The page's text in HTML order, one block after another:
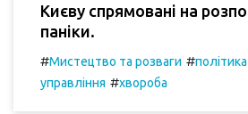
Києву спрямовані на
паніки.
#Мистецтво та розваги #
управління #хвороба